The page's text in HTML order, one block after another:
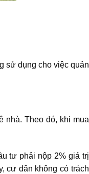
sử dụng cho việc quản
nhà. Theo đó, khi mua
tư phải nộp 2% giá trị
cư dân không có trách